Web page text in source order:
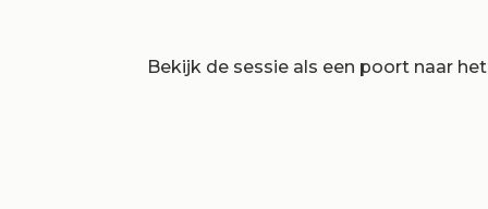
Bekijk de sessie als een poort naar